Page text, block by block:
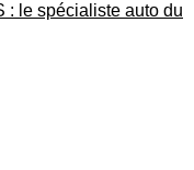
: le spécialiste auto du